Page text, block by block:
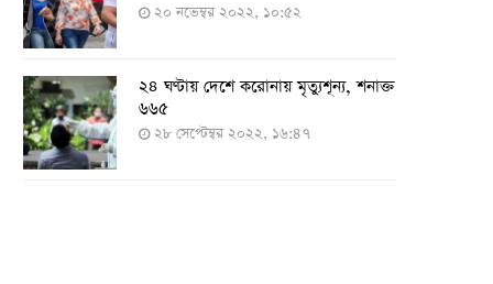
২০ নভেম্বর ২০২২, ১০:৫২
২৪ ঘণ্টায় দেশে করোনায় মৃত্যুশূন্য, শনাক্ত
৬৬৫
২৮ সেপ্টেম্বর ২০২২, ১৬:৪৭